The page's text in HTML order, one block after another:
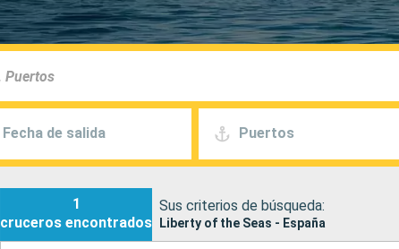
Fecha de salida Puertos
1
cruceros encontrados
Sus criterios de búsqueda:
Liberty of the Seas - España